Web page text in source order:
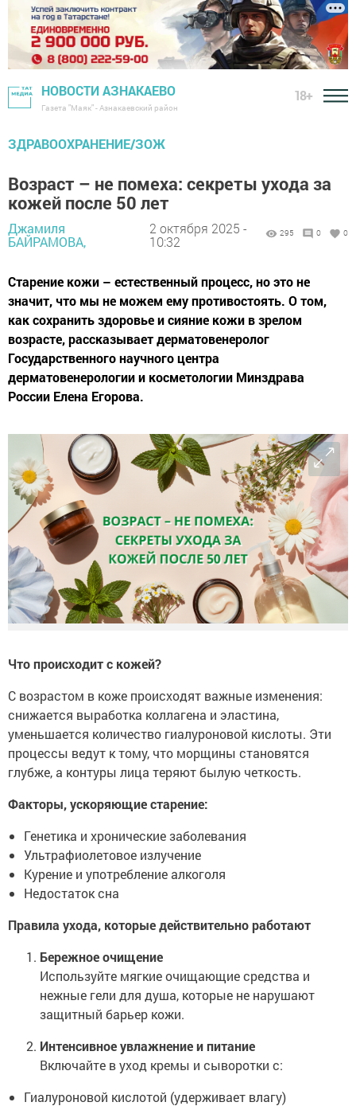
НОВОСТИ АЗНАКАЕВО
Газета "Маяк" - Азнакаевский район
18+
ЗДРАВООХРАНЕНИЕ/ЗОЖ
Возраст – не помеха: секреты ухода за
кожей после 50 лет
Джамиля
БАЙРАМОВА,
2 октября 2025 -
10:32
295 0 0
Старение кожи – естественный процесс, но это не
значит, что мы не можем ему противостоять. О том,
как сохранить здоровье и сияние кожи в зрелом
возрасте, рассказывает дерматовенеролог
Государственного научного центра
дерматовенерологии и косметологии Минздрава
России Елена Егорова.
Что происходит с кожей?
С возрастом в коже происходят важные изменения:
снижается выработка коллагена и эластина,
уменьшается количество гиалуроновой кислоты. Эти
процессы ведут к тому, что морщины становятся
глубже, а контуры лица теряют былую четкость.
Факторы, ускоряющие старение:
Генетика и хронические заболевания
Ультрафиолетовое излучение
Курение и употребление алкоголя
Недостаток сна
Правила ухода, которые действительно работают
Бережное очищение
Используйте мягкие очищающие средства и
нежные гели для душа, которые не нарушают
защитный барьер кожи.
Интенсивное увлажнение и питание
Включайте в уход кремы и сыворотки с:
Гиалуроновой кислотой (удерживает влагу)